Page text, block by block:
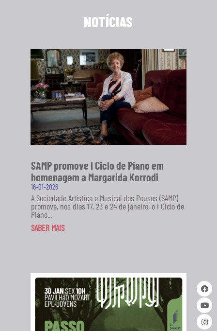
NOTÍCIAS
SAMP promove I Ciclo de Piano em
homenagem a Margarida Korrodi
16-01-2026
A Sociedade Artística e Musical dos Pousos (SAMP)
promove, nos dias 17, 23 e 24 de janeiro, o I Ciclo de
Piano...
SABER MAIS